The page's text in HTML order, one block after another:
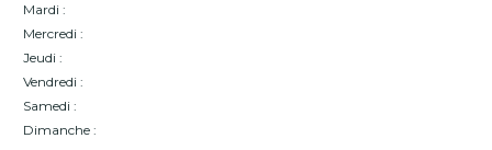
Mardi :
Mercredi :
Jeudi :
Vendredi :
Samedi :
Dimanche :